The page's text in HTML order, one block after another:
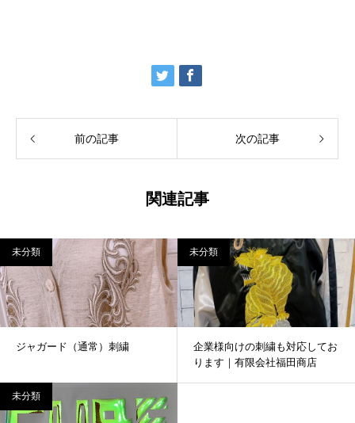
前の記事 次の記事
関連記事
未分類
ジャガード（通常）刺繍
未分類
企業様向けの刺繍も対応してお
ります｜有限会社福田商店
未分類